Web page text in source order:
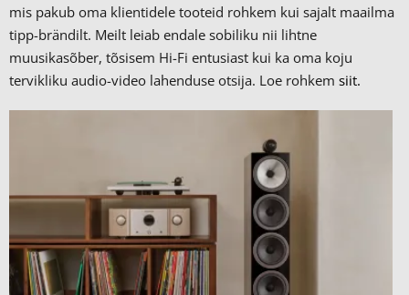
mis pakub oma klientidele tooteid rohkem kui sajalt maailma
tipp-brändilt. Meilt leiab endale sobiliku nii lihtne
muusikasõber, tõsisem Hi-Fi entusiast kui ka oma koju
tervikliku audio-video lahenduse otsija. Loe rohkem siit.